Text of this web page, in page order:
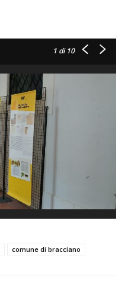
1 di 10
comune di bracciano